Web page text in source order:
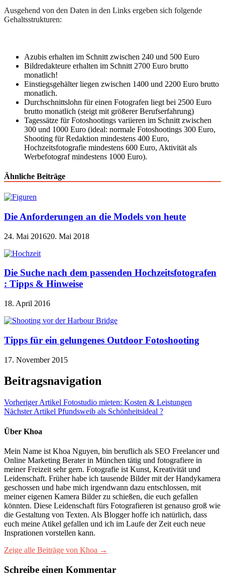
Ausgehend von den Daten in den Links ergeben sich folgende
Gehaltsstrukturen:
Azubis erhalten im Schnitt zwischen 240 und 500 Euro
Bildredakteure erhalten im Schnitt 2700 Euro brutto
monatlich!
Einstiegsgehälter liegen zwischen 1400 und 2200 Euro brutto
monatlich.
Durchschnittslohn für einen Fotografen liegt bei 2500 Euro
brutto monatlich (steigt mit größerer Berufserfahrung)
Tagessätze für Fotoshootings variieren im Schnitt zwischen
300 und 1000 Euro (ideal: normale Fotoshootings 300 Euro,
Shooting für Redaktion mindestens 400 Euro,
Hochzeitsfotografie mindestens 600 Euro, Aktivität als
Werbefotograf mindestens 1000 Euro).
Ähnliche Beiträge
Die Anforderungen an die Models von heute
24. Mai 201620. Mai 2018
Die Suche nach dem passenden Hochzeitsfotografen
: Tipps & Hinweise
18. April 2016
Tipps für ein gelungenes Outdoor Fotoshooting
17. November 2015
Beitragsnavigation
Vorheriger Artikel Fotostudio mieten: Kosten & Leistungen
Nächster Artikel Pfundsweib als Schönheitsideal ?
Über Khoa
Mein Name ist Khoa Nguyen, bin beruflich als SEO Freelancer und
Online Marketing Berater in München tätig und fotografiere in
meiner Freizeit sehr gern. Fotografie ist Kunst, Kreativität und
Leidenschaft. Früher habe ich tausende Bilder mit der Handykamera
geschossen und habe mich irgendwann dazu entschlossen, mit
meiner eigenen Kamera Bilder zu schießen, die euch gefallen
könnten. Diese Leidenschaft fürs Fotografieren ist genauso groß wie
die Gestaltung von Texten. Als Blogger hoffe ich natürlich, dass
euch meine Atikel gefallen und ich im Laufe der Zeit euch neue
Insprationen vorstellen kann.
Zeige alle Beiträge von Khoa →
Schreibe einen Kommentar